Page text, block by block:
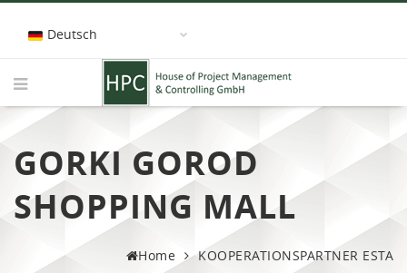
Deutsch
GORKI GOROD
SHOPPING MALL
Home KOOPERATIONSPARTNER ESTA